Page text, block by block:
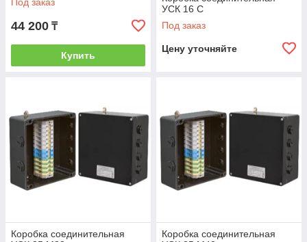
44 200 ₸
Купить
УСК 16 С
Под заказ
Цену уточняйте
Коробка соединительная
Коробка соединительная